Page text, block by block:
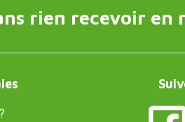
rien recevoir en